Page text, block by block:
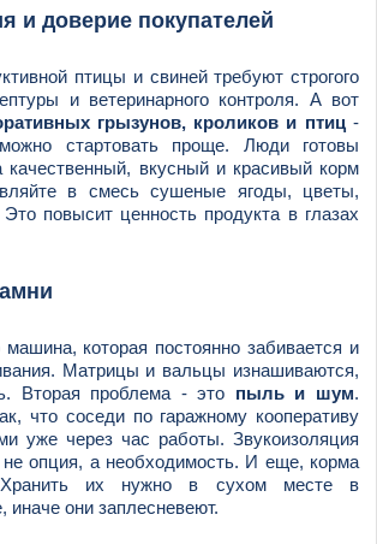
и доверие покупателей
птицы и свиней требуют строгого
и ветеринарного контроля. А вот
грызунов, кроликов и птиц-
стартовать проще. Люди готовы
качественный, вкусный и красивый корм
в смесь сушеные ягоды, цветы,
повысит ценность продукта в глазах
машина, которая постоянно забивается и
Матрицы и вальцы изнашиваются,
Вторая проблема - это пыль и шум.
что соседи по гаражному кооперативу
уже через час работы. Звукоизоляция
опция, а необходимость. И еще, корма
Хранить их нужно в сухом месте в
иначе они заплесневеют.